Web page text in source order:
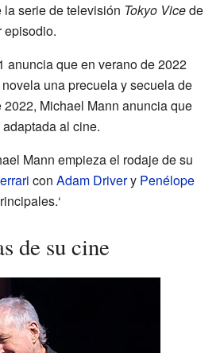
serie de televisión Tokyo Vicede
episodio.
anuncia que en verano de 2022
una precuela y secuela de
Michael Mann anuncia que
al cine.
Mann empieza el rodaje de su
con Adam Drivery Penélope
de su cine